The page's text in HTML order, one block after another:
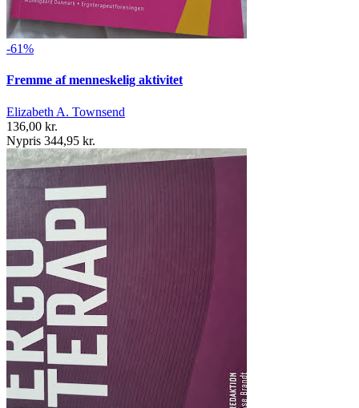
-61%
Fremme af menneskelig aktivitet
Elizabeth A. Townsend
136,00 kr.
Nypris 344,95 kr.